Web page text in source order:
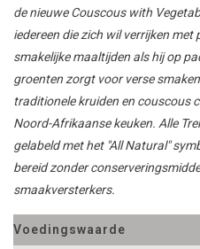
de nieuwe Couscous with
iedereen die zich wil verrijken
smakelijke maaltijden als hij op
groenten zorgt voor verse
traditionele kruiden en couscous
Noord-Afrikaanse keuken. Alle
gelabeld met het "All Natural"
bereid zonder
smaakversterkers.
Voedingswaarde